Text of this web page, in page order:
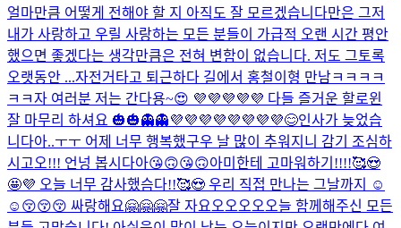
얼마만큼 어떻게 전해야 할 지 아직도 잘 모르겠습니다만은 그저
내가 사랑하고 우릴 사랑하는 모든 분들이 가급적 오랜 시간 평안
했으면 좋겠다는 생각만큼은 전혀 변함이 없습니다. 저도 그토록
오랫동안 ...자전거타고 퇴근하다 길에서 홍철이형 만남ㅋㅋㅋㅋ
ㅋㅋ자 여러분 저는 간다용~😍 💜💜💜💜💜 다들 즐거운 할로윈
잘 마무리 하셔요 🎃🎃👻👻💜💜💜💜💜💜💜💜😊인사가 늦었습
니다아..ㅜㅜ 어제 너무 행복했구우 날 많이 추워지니 감기 조심하
시고오!!! 언넝 봅시다아😘🙃😘🙃아미한테 고마워하기!!!!🥰😍
🤩💜 오늘 너무 감사했슴다!!🥰😍 우리 직접 만나는 그날까지 ☺
☺😚😚😚 싸랑해요🤗🤗🤗잘 자요오오오오 오늘 함께해주신 모든